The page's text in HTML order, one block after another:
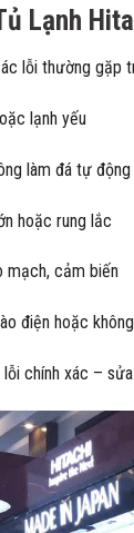
Lạnh
lỗi thường gặp
lạnh yếu
làm đá tự động
hoặc rung lắc
mạch, cảm biến
điện hoặc
chính xác –